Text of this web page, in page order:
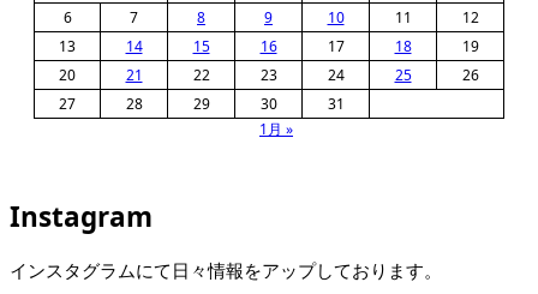
6
7 8 9 10 11
12
13
14 15 16 17 18
19
20
21 22 23 24 25
26
27
28 29 30
31
1月 »
Instagram
インスタグラムにて日々情報をアップしております。